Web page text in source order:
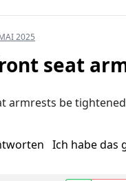
2025
seat
armrests be
Ich habe das